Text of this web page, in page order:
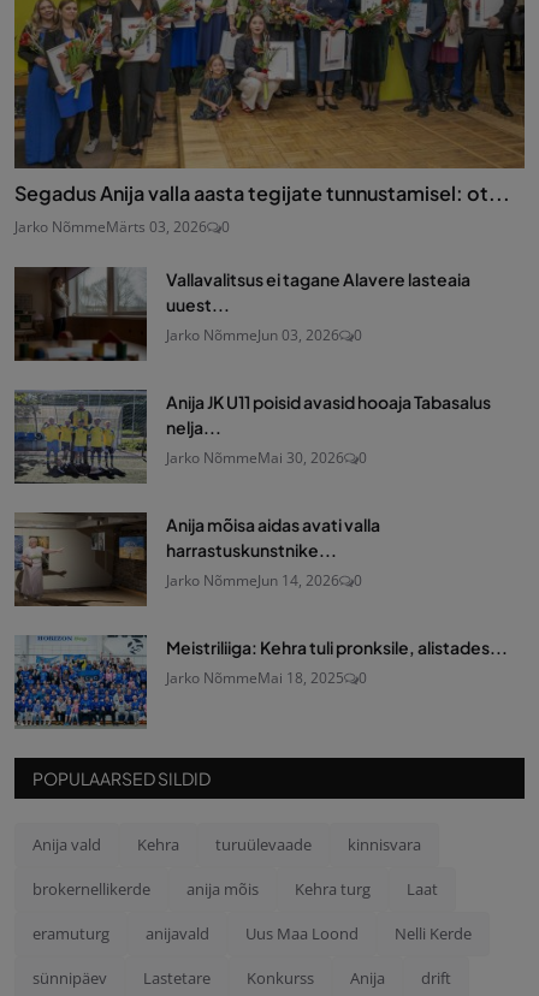
Segadus Anija valla aasta tegijate tunnustamisel: ot...
Jarko NõmmeMärts 03, 2026 0
Vallavalitsus ei tagane Alavere lasteaia
uuest...
Jarko NõmmeJun 03, 2026 0
Anija JK U11 poisid avasid hooaja Tabasalus
nelja...
Jarko NõmmeMai 30, 2026 0
Anija mõisa aidas avati valla
harrastuskunstnike...
Jarko NõmmeJun 14, 2026 0
Meistriliiga: Kehra tuli pronksile, alistades...
Jarko NõmmeMai 18, 2025 0
POPULAARSED SILDID
Anija vald Kehra turuülevaade kinnisvara
brokernellikerde anija mõis Kehra turg Laat
eramuturg anijavald Uus Maa Loond Nelli Kerde
sünnipäev Lastetare Konkurss Anija drift